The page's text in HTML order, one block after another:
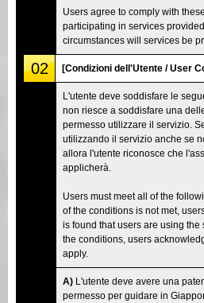
Users agree to comply with
participating in services
circumstances will services be
02 [Condizioni dell'Utente / User
L'utente deve soddisfare le
non riesce a soddisfare una
permesso utilizzare il servizio.
utilizzando il servizio anche se
allora l'utente riconosce che
applicherà.
Users must meet all of the
of the conditions is not met,
is found that users are using
the conditions, users
apply.
A) L'utente deve avere una
permesso per guidare in